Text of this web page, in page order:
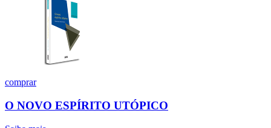
comprar
O NOVO ESPÍRITO UTÓPICO